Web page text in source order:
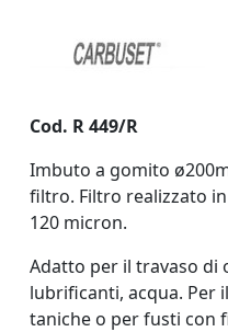
Cod. R 449/R
Imbuto a gomito ø200
filtro. Filtro realizzato
120 micron.
Adatto per il travaso di
lubrificanti, acqua. Per
taniche o per fusti con